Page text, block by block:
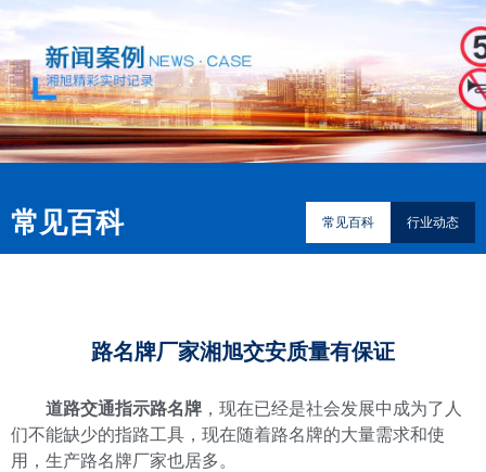
常见百科 常见百科 行业动态
路名牌厂家湘旭交安质量有保证
道路交通指示路名牌 ，现在已经是社会发展中成为了人
们不能缺少的指路工具，现在随着路名牌的大量需求和使
用，生产路名牌厂家也居多。